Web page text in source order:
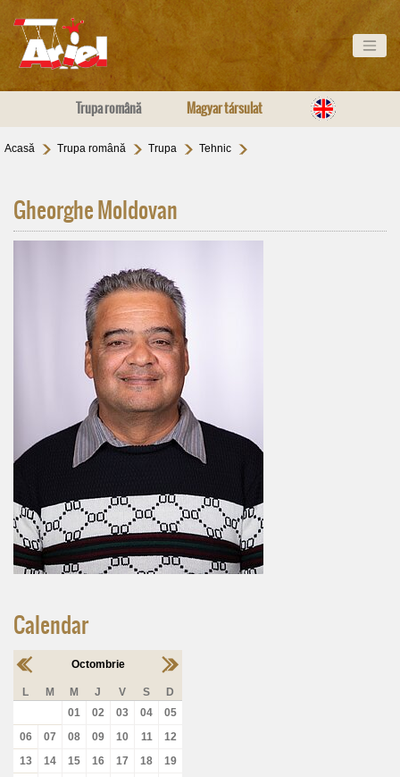
Trupa română Magyar társulat
Acasă Trupa română Trupa Tehnic
Calendar
Octombrie
L M M J V S
D
01
02 03 04
05
06
07 08 09 10 11
12
13
14 15 16 17 18
19
Gheorghe Moldovan